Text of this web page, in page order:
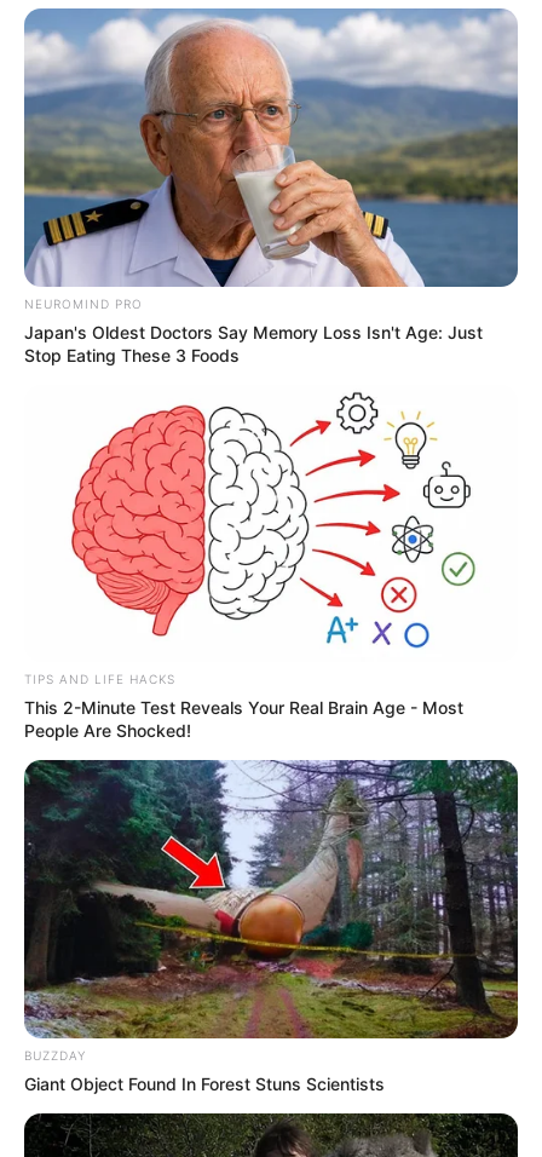
NEUROMIND PRO
Japan's Oldest Doctors Say Memory Loss Isn't Age: Just
Stop Eating These 3 Foods
TIPS AND LIFE HACKS
This 2-Minute Test Reveals Your Real Brain Age - Most
People Are Shocked!
BUZZDAY
Giant Object Found In Forest Stuns Scientists